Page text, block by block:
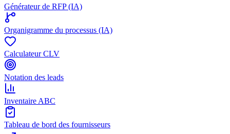
Générateur de RFP (IA)
Organigramme du processus (IA)
Calculateur CLV
Notation des leads
Inventaire ABC
Tableau de bord des fournisseurs